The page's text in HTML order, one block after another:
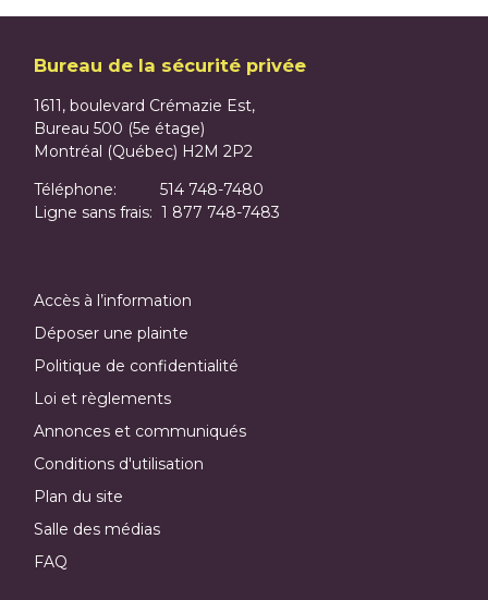
Bureau de la sécurité privée
1611, boulevard Crémazie Est,
Bureau 500 (5e étage)
Montréal (Québec) H2M 2P2
Téléphone: 514 748-7480
Ligne sans frais:1 877 748-7483
Accès à l’information
Déposer une plainte
Politique de confidentialité
Loi et règlements
Annonces et communiqués
Conditions d'utilisation
Plan du site
Salle des médias
FAQ